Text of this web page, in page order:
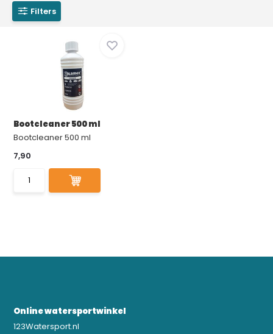
Filters
Bootcleaner 500 ml
Bootcleaner 500 ml
7,90
Online watersportwinkel
123Watersport.nl